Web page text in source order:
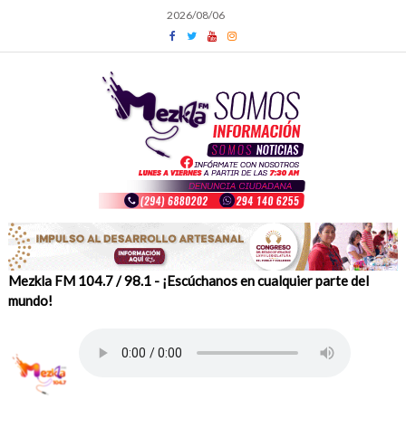
content
2026/08/06
Mezkla FM 104.7 / 98.1 - ¡Escúchanos en cualquier parte del
mundo!